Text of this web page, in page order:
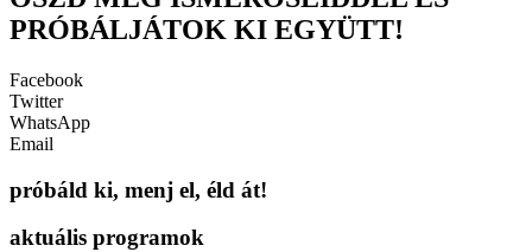
PRÓBÁLJÁTOK KI EGYÜTT!
Facebook
Twitter
WhatsApp
Email
próbáld ki, menj el, éld át!
aktuális programok